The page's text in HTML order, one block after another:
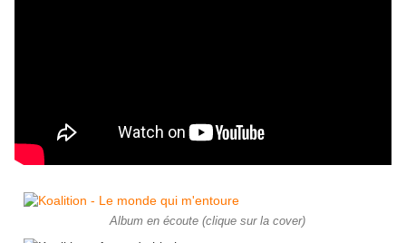
Album en écoute (clique sur la cover)